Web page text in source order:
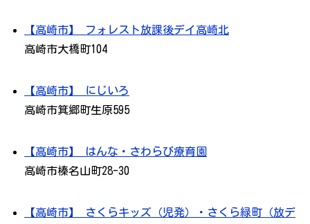
【高崎市】 フォレスト放課後デイ高崎北
高崎市大橋町104
【高崎市】 にじいろ
高崎市箕郷町生原595
【高崎市】 はんな・さわらび療育園
高崎市榛名山町28-30
【高崎市】 さくらキッズ（児発）・さくら緑町（放デ